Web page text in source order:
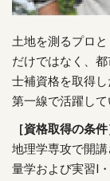
土地を測るプロ
だけではなく、
士補資格を取得
第一線で活躍して
［資格取得の条件
地理学専攻で開
量学および実習Ⅰ